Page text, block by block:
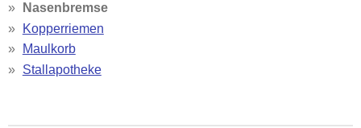
Nasenbremse
Kopperriemen
Maulkorb
Stallapotheke